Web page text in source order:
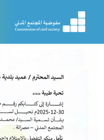
المحتوى